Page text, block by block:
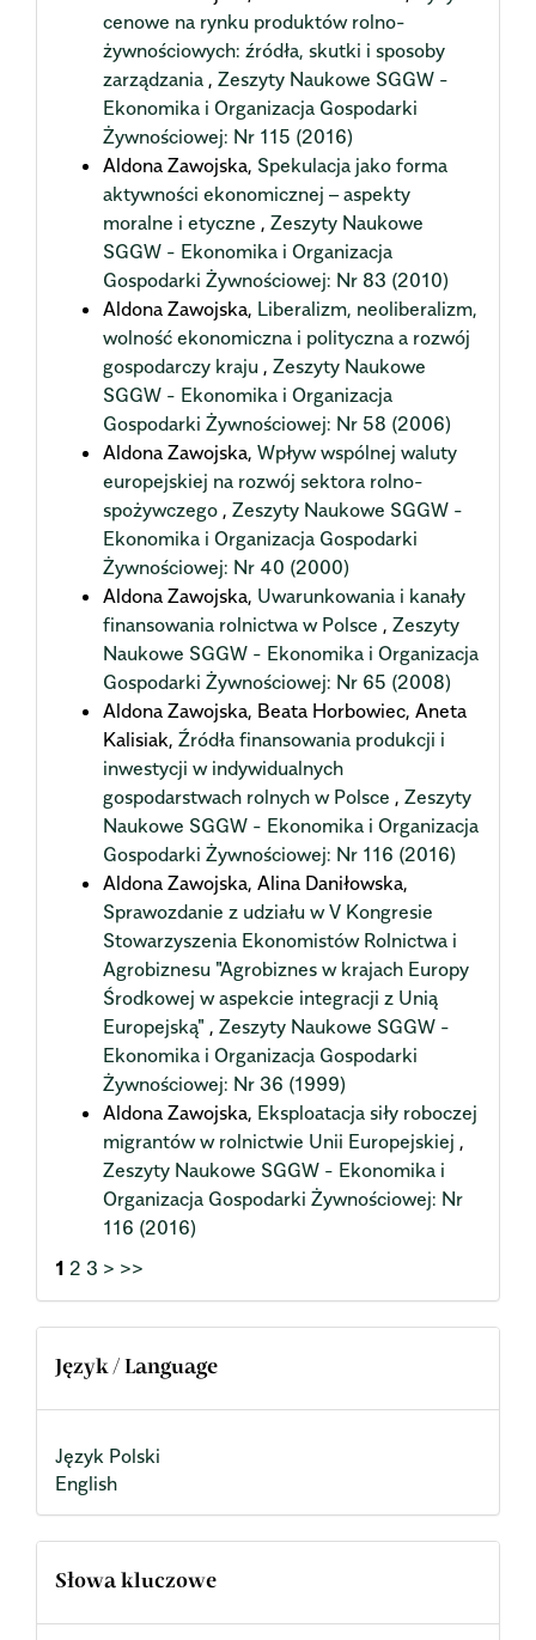
cenowe na rynku produktów rolno-
żywnościowych: źródła, skutki i sposoby
zarządzania , Zeszyty Naukowe SGGW -
Ekonomika i Organizacja Gospodarki
Żywnościowej: Nr 115 (2016)
Aldona Zawojska, Spekulacja jako forma
aktywności ekonomicznej – aspekty
moralne i etyczne , Zeszyty Naukowe
SGGW - Ekonomika i Organizacja
Gospodarki Żywnościowej: Nr 83 (2010)
Aldona Zawojska, Liberalizm, neoliberalizm,
wolność ekonomiczna i polityczna a rozwój
gospodarczy kraju , Zeszyty Naukowe
SGGW - Ekonomika i Organizacja
Gospodarki Żywnościowej: Nr 58 (2006)
Aldona Zawojska, Wpływ wspólnej waluty
europejskiej na rozwój sektora rolno-
spożywczego , Zeszyty Naukowe SGGW -
Ekonomika i Organizacja Gospodarki
Żywnościowej: Nr 40 (2000)
Aldona Zawojska, Uwarunkowania i kanały
finansowania rolnictwa w Polsce , Zeszyty
Naukowe SGGW - Ekonomika i Organizacja
Gospodarki Żywnościowej: Nr 65 (2008)
Aldona Zawojska, Beata Horbowiec, Aneta
Kalisiak, Źródła finansowania produkcji i
inwestycji w indywidualnych
gospodarstwach rolnych w Polsce , Zeszyty
Naukowe SGGW - Ekonomika i Organizacja
Gospodarki Żywnościowej: Nr 116 (2016)
Aldona Zawojska, Alina Daniłowska,
Sprawozdanie z udziału w V Kongresie
Stowarzyszenia Ekonomistów Rolnictwa i
Agrobiznesu "Agrobiznes w krajach Europy
Środkowej w aspekcie integracji z Unią
Europejską" , Zeszyty Naukowe SGGW -
Ekonomika i Organizacja Gospodarki
Żywnościowej: Nr 36 (1999)
Aldona Zawojska, Eksploatacja siły roboczej
migrantów w rolnictwie Unii Europejskiej ,
Zeszyty Naukowe SGGW - Ekonomika i
Organizacja Gospodarki Żywnościowej: Nr
116 (2016)
1 2 3 > >>
Język / Language
Język Polski
English
Słowa kluczowe